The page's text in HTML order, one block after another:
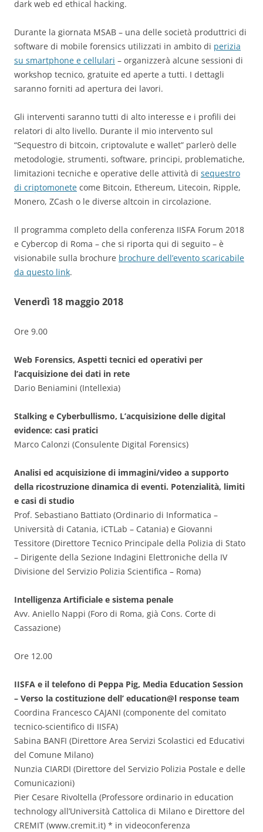
dark web ed ethical hacking.
Durante la giornata MSAB – una delle società produttrici di
software di mobile forensics utilizzati in ambito di perizia
su smartphone e cellulari – organizzerà alcune sessioni di
workshop tecnico, gratuite ed aperte a tutti. I dettagli
saranno forniti ad apertura dei lavori.
Gli interventi saranno tutti di alto interesse e i profili dei
relatori di alto livello. Durante il mio intervento sul
“Sequestro di bitcoin, criptovalute e wallet” parlerò delle
metodologie, strumenti, software, principi, problematiche,
limitazioni tecniche e operative delle attività di sequestro
di criptomonete come Bitcoin, Ethereum, Litecoin, Ripple,
Monero, ZCash o le diverse altcoin in circolazione.
Il programma completo della conferenza IISFA Forum 2018
e Cybercop di Roma – che si riporta qui di seguito – è
visionabile sulla brochure brochure dell’evento scaricabile
da questo link.
Venerdì 18 maggio 2018
Ore 9.00
Web Forensics, Aspetti tecnici ed operativi per
l’acquisizione dei dati in rete
Dario Beniamini (Intellexia)
Stalking e Cyberbullismo, L’acquisizione delle digital
evidence: casi pratici
Marco Calonzi (Consulente Digital Forensics)
Analisi ed acquisizione di immagini/video a supporto
della ricostruzione dinamica di eventi. Potenzialità, limiti
e casi di studio
Prof. Sebastiano Battiato (Ordinario di Informatica –
Università di Catania, iCTLab – Catania) e Giovanni
Tessitore (Direttore Tecnico Principale della Polizia di Stato
– Dirigente della Sezione Indagini Elettroniche della IV
Divisione del Servizio Polizia Scientifica – Roma)
Intelligenza Artificiale e sistema penale
Avv. Aniello Nappi (Foro di Roma, già Cons. Corte di
Cassazione)
Ore 12.00
IISFA e il telefono di Peppa Pig, Media Education Session
– Verso la costituzione dell’ education@l response team
Coordina Francesco CAJANI (componente del comitato
tecnico-scientifico di IISFA)
Sabina BANFI (Direttore Area Servizi Scolastici ed Educativi
del Comune Milano)
Nunzia CIARDI (Direttore del Servizio Polizia Postale e delle
Comunicazioni)
Pier Cesare Rivoltella (Professore ordinario in education
technology all’Università Cattolica di Milano e Direttore del
CREMIT (www.cremit.it) * in videoconferenza